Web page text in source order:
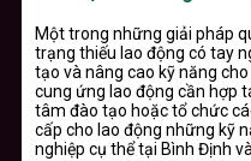
Một trong những giải pháp
trạng thiếu lao động có tay
tạo và nâng cao kỹ năng
cung ứng lao động cần hợp
tâm đào tạo hoặc tổ chức
cấp cho lao động những kỹ
nghiệp cụ thể tại Bình Định